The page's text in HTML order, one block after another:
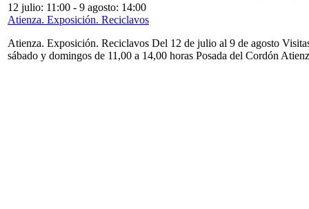
12 julio: 11:00 - 9 agosto: 14:00
Atienza. Exposición. Reciclavos
Atienza. Exposición. Reciclavos Del 12 de julio al 9 de agosto
sábado y domingos de 11,00 a 14,00 horas Posada del Cordón